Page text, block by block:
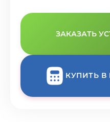
ЗАКАЗАТЬ
КУПИТЬ В